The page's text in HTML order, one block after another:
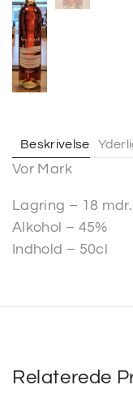
Beskrivelse
Vor Mark
Lagring – 18
Alkohol – 45%
Indhold – 50cl
Relaterede